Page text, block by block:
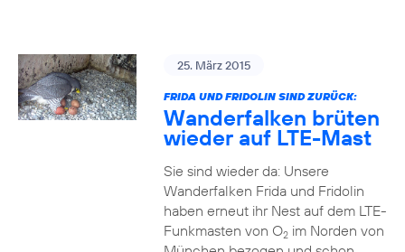
25. März 2015
FRIDA UND FRIDOLIN SIND ZURÜCK:
Wanderfalken brüten
wieder auf LTE-Mast
Sie sind wieder da: Unsere
Wanderfalken Frida und Fridolin
haben erneut ihr Nest auf dem LTE-
Funkmasten von O2im Norden von